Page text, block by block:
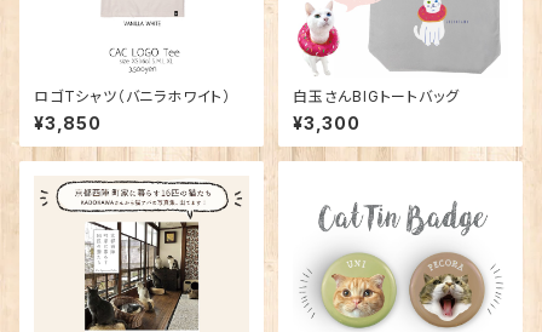
ロゴTシャツ（バニラホワイト）
¥3,850
白玉さんBIGトートバッグ
¥3,300